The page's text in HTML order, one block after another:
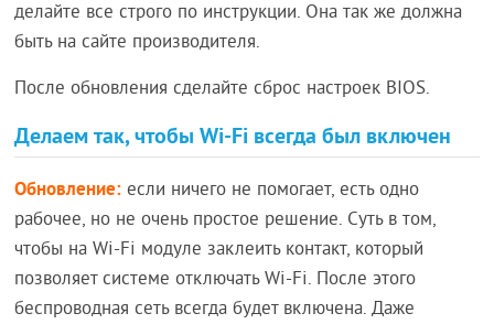
делайте все строго по инструкции. Она так же должна
быть на сайте производителя.
После обновления сделайте сброс настроек BIOS.
Делаем так, чтобы Wi-Fi всегда был включен
Обновление: если ничего не помогает, есть одно
рабочее, но не очень простое решение. Суть в том,
чтобы на Wi-Fi модуле заклеить контакт, который
позволяет системе отключать Wi-Fi. После этого
беспроводная сеть всегда будет включена. Даже